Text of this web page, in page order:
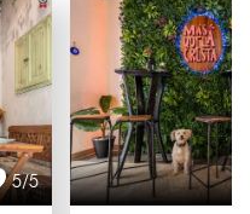
5/5